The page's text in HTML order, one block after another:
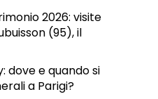
2026: visite
(95), il
dove e quando si
a Parigi?